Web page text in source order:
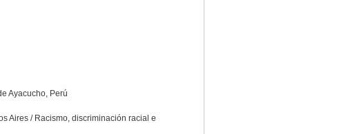
Ayacucho, Perú
Aires / Racismo, discriminación racial e